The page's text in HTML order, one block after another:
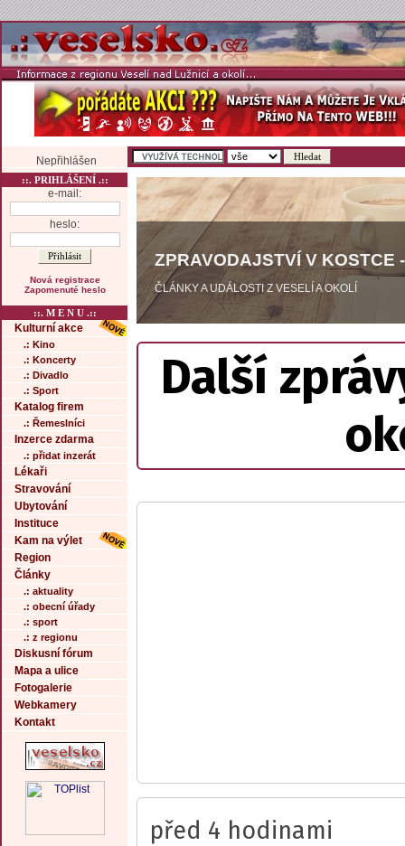
Nepřihlášen
::. PRIHLÁŠENÍ .::
e-mail:
heslo:
Nová registrace
Zapomenuté heslo
::. M E N U .::
Kulturní akce
.: Kino
.: Koncerty
.: Divadlo
.: Sport
Katalog firem
.: Řemeslníci
Inzerce zdarma
.: přidat inzerát
Lékaři
Stravování
Ubytování
Instituce
Kam na výlet
Region
Články
.: aktuality
.: obecní úřady
.: sport
.: z regionu
Diskusní fórum
Mapa a ulice
Fotogalerie
Webkamery
Kontakt
ZPRAVODAJSTVÍ V KOSTCE
ČLÁNKY A UDÁLOSTI Z VESELÍ A OKOLÍ
Další
před 4 hodinami